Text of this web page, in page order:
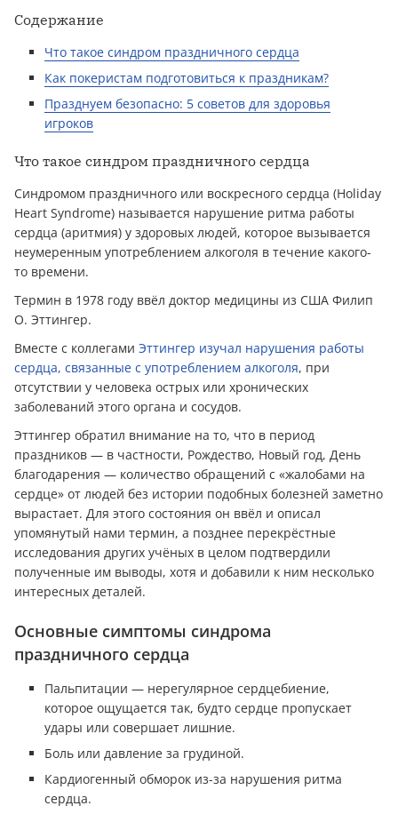
Содержание
Что такое синдром праздничного сердца
Как покеристам подготовиться к праздникам?
Празднуем безопасно: 5 советов для здоровья
игроков
Что такое синдром праздничного сердца
Синдромом праздничного или воскресного сердца (Holiday
Heart Syndrome) называется нарушение ритма работы
сердца (аритмия) у здоровых людей, которое вызывается
неумеренным употреблением алкоголя в течение какого-
то времени.
Термин в 1978 году ввёл доктор медицины из США Филип
О. Эттингер.
Вместе с коллегами Эттингер изучал нарушения работы
сердца, связанные с употреблением алкоголя, при
отсутствии у человека острых или хронических
заболеваний этого органа и сосудов.
Эттингер обратил внимание на то, что в период
праздников — в частности, Рождество, Новый год, День
благодарения — количество обращений с «жалобами на
сердце» от людей без истории подобных болезней заметно
вырастает. Для этого состояния он ввёл и описал
упомянутый нами термин, а позднее перекрёстные
исследования других учёных в целом подтвердили
полученные им выводы, хотя и добавили к ним несколько
интересных деталей.
Основные симптомы синдрома
праздничного сердца
Пальпитации — нерегулярное сердцебиение,
которое ощущается так, будто сердце пропускает
удары или совершает лишние.
Боль или давление за грудиной.
Кардиогенный обморок из-за нарушения ритма
сердца.